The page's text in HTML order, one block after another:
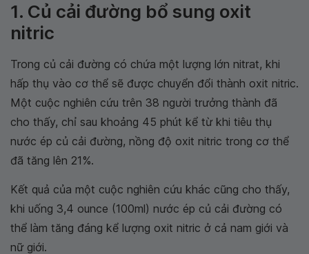
1. Củ cải đường bổ sung oxit
nitric
Trong củ cải đường có chứa một lượng lớn nitrat, khi
hấp thụ vào cơ thể sẽ được chuyển đổi thành oxit nitric.
Một cuộc nghiên cứu trên 38 người trưởng thành đã
cho thấy, chỉ sau khoảng 45 phút kể từ khi tiêu thụ
nước ép củ cải đường, nồng độ oxit nitric trong cơ thể
đã tăng lên 21%.
Kết quả của một cuộc nghiên cứu khác cũng cho thấy,
khi uống 3,4 ounce (100ml) nước ép củ cải đường có
thể làm tăng đáng kể lượng oxit nitric ở cả nam giới và
nữ giới.